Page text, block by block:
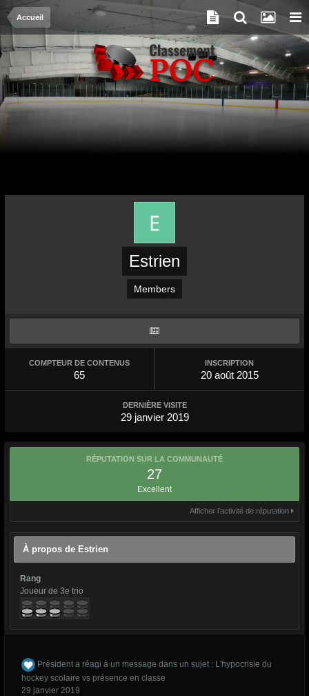
Accueil
Estrien
Members
COMPTEUR DE CONTENUS
65
INSCRIPTION
20 août 2015
DERNIÈRE VISITE
29 janvier 2019
RÉPUTATION SUR LA COMMUNAUTÉ
27
Excellent
Afficher l’activité de réputation
À propos de Estrien
Rang
Joueur de 3e trio
Président a réagi à un message dans un sujet : L'hypocrisie du
hockey scolaire vs présence en classe
29 janvier 2019